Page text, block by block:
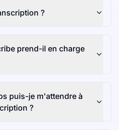
?
prend-il en charge
puis-je m'attendre à
?